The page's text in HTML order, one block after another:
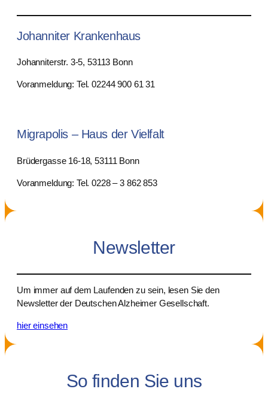
Johanniter Krankenhaus
Johanniterstr. 3-5, 53113 Bonn
Voranmeldung: Tel. 02244 900 61 31
Migrapolis – Haus der Vielfalt
Brüdergasse 16-18, 53111 Bonn
Voranmeldung: Tel. 0228 – 3 862 853
Newsletter
Um immer auf dem Laufenden zu sein, lesen Sie den
Newsletter der Deutschen Alzheimer Gesellschaft.
hier einsehen
So finden Sie uns